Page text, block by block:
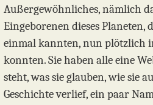
Außergewöhnliches, nämlich
Eingeborenen dieses Planeten,
einmal kannten, nun plötzlich
konnten. Sie haben alle eine
steht, was sie glauben, wie sie
Geschichte verlief, ein paar